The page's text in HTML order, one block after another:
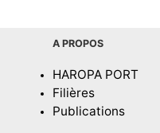
A PROPOS
HAROPA PORT
Filières
Publications